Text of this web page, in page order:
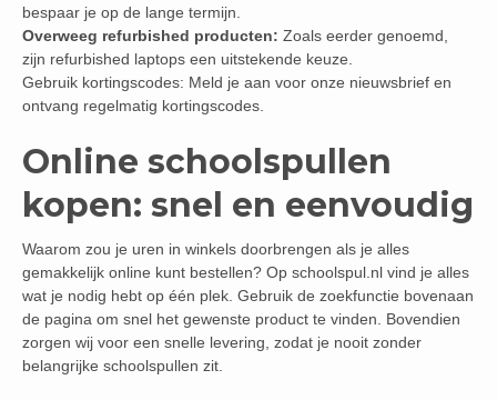
bespaar je op de lange termijn.
Overweeg refurbished producten: Zoals eerder genoemd,
zijn refurbished laptops een uitstekende keuze.
Gebruik kortingscodes: Meld je aan voor onze nieuwsbrief en
ontvang regelmatig kortingscodes.
Online schoolspullen
kopen: snel en eenvoudig
Waarom zou je uren in winkels doorbrengen als je alles
gemakkelijk online kunt bestellen? Op schoolspul.nl vind je alles
wat je nodig hebt op één plek. Gebruik de zoekfunctie bovenaan
de pagina om snel het gewenste product te vinden. Bovendien
zorgen wij voor een snelle levering, zodat je nooit zonder
belangrijke schoolspullen zit.